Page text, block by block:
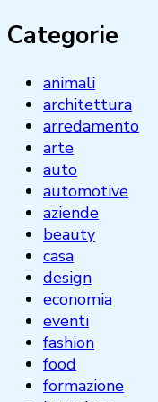
Categorie
animali
architettura
arredamento
arte
auto
automotive
aziende
beauty
casa
design
economia
eventi
fashion
food
formazione